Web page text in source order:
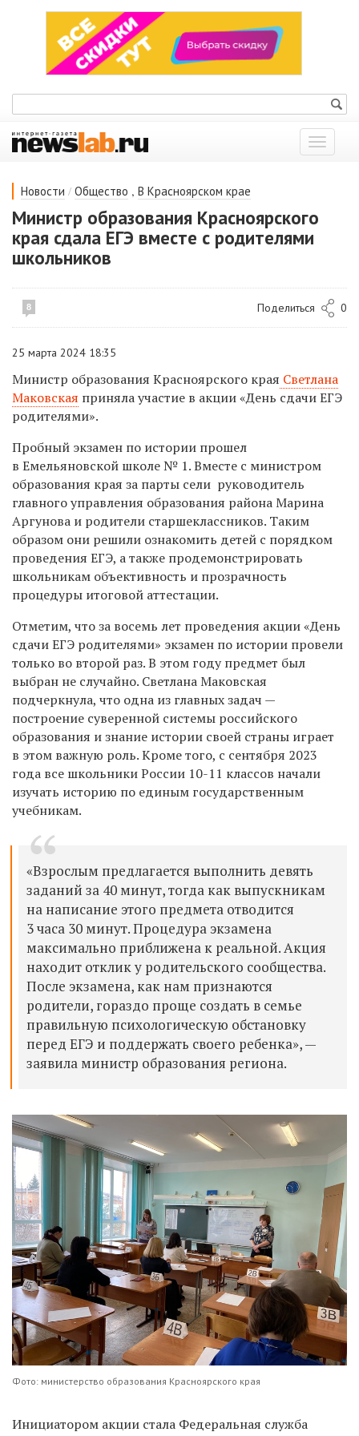
Показать
меню
Новости / Общество , В Красноярском крае
Министр образования Красноярского
края сдала ЕГЭ вместе с родителями
школьников
8 Поделиться 0
25 марта 2024 18:35
Министр образования Красноярского края Светлана
Маковская приняла участие в акции «День сдачи ЕГЭ
родителями».
Пробный экзамен по истории прошел
в Емельяновской школе № 1. Вместе с министром
образования края за парты сели руководитель
главного управления образования района Марина
Аргунова и родители старшеклассников. Таким
образом они решили ознакомить детей с порядком
проведения ЕГЭ, а также продемонстрировать
школьникам объективность и прозрачность
процедуры итоговой аттестации.
Отметим, что за восемь лет проведения акции «День
сдачи ЕГЭ родителями» экзамен по истории провели
только во второй раз. В этом году предмет был
выбран не случайно. Светлана Маковская
подчеркнула, что одна из главных задач —
построение суверенной системы российского
образования и знание истории своей страны играет
в этом важную роль. Кроме того, с сентября 2023
года все школьники России 10-11 классов начали
изучать историю по единым государственным
учебникам.
«Взрослым предлагается выполнить девять
заданий за 40 минут, тогда как выпускникам
на написание этого предмета отводится
3 часа 30 минут. Процедура экзамена
максимально приближена к реальной. Акция
находит отклик у родительского сообщества.
После экзамена, как нам признаются
родители, гораздо проще создать в семье
правильную психологическую обстановку
перед ЕГЭ и поддержать своего ребенка», —
заявила министр образования региона.
Фото: министерство образования Красноярского края
Инициатором акции стала Федеральная служба